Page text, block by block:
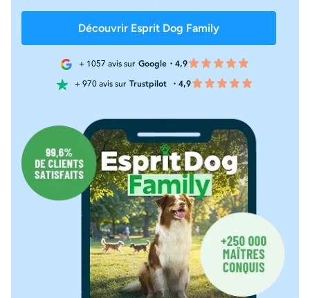
Découvrir Esprit Dog Family
+ 1057 avis sur Google・4,9
+ 970 avis sur Trustpilot ・4,9